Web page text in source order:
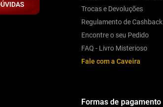
Trocas e Devoluções
Regulamento de Cashback
Encontre o seu Pedido
FAQ - Livro Misterioso
Fale com a Caveira
Formas de pagamento